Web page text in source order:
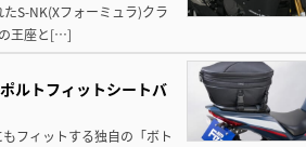
S-NK(Xフォーミュラ)クラ
王座と[…]
ルトフィットシートバ
フィットする独自の「ボト